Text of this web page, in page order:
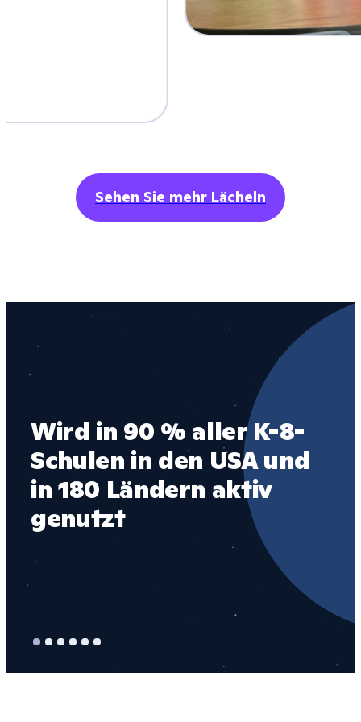
Sehen Sie mehr Lächeln
Wird in 90 % aller K-8-
Schulen in den USA und
in 180 Ländern aktiv
genutzt